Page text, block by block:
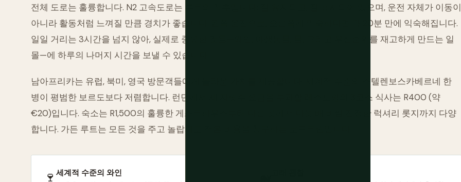
전체 도로는 훌륭합니다. N2 고속도로는 루트의 척추입니다: 잘 유지되고, 잘 표시되어 있으며, 운전 자체가 이동이
아니라 활동처럼 느껴질 만큼 경치가 좋습니다. 왼쪽 운전으로, 오른쪽에 익숙하다면 약 20분 만에 익숙해집니다.
일일 거리는 3시간을 넘지 않아, 실제로 중요한 것들—와인, 야생동물, 물, 그리고 우선순위를 재고하게 만드는 일
몰—에 하루의 나머지 시간을 보낼 수 있습니다.
남아프리카는 유럽, 북미, 영국 방문객들에게 놀라운 가치를 제공합니다. 세계적 수준의 스텔렌보스카베르네 한
병이 평범한 보르도보다 저렴합니다. 런던에서 세 자릿수 요금을 부과할 레스토랑의 3코스 식사는 R400 (약
€20)입니다. 숙소는 R1,500의 훌륭한 게스트하우스부터 다른 곳에서 다섯 배 비쌀 진정한 럭셔리 롯지까지 다양
합니다. 가든 루트는 모든 것을 주고 놀랍게도 적은 비용을 청구하는 로드트립입니다.
🍷 세계적 수준의 와인